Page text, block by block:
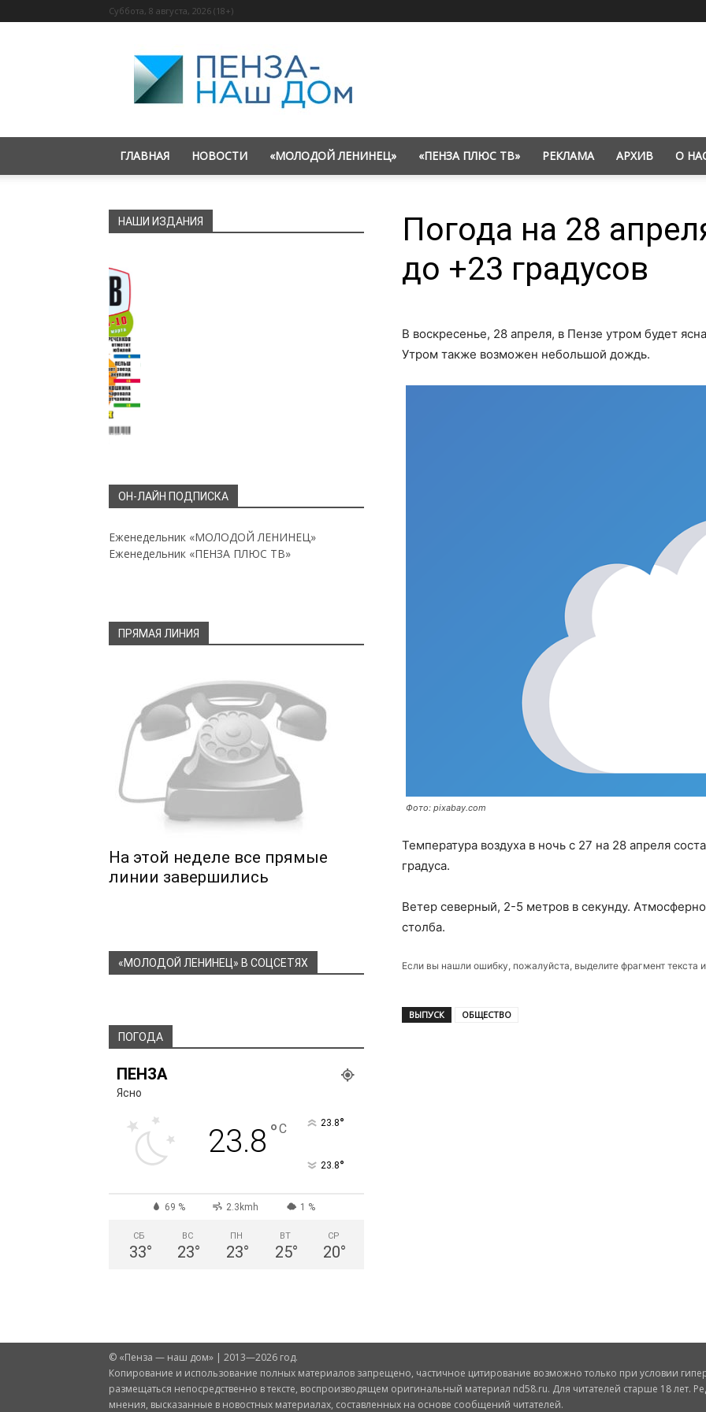
Суббота, 8 августа, 2026 (18+)
«Пенза
—
наш
дом»
ГЛАВНАЯ НОВОСТИ «МОЛОДОЙ ЛЕНИНЕЦ» «ПЕНЗА ПЛЮС ТВ» РЕКЛАМА АРХИВ О
Погода на 28
до +23 градусов
В воскресенье, 28 апреля, в Пензе утром будет
Утром также возможен небольшой дождь.
Фото: pixabay.com
Температура воздуха в ночь с 27 на 28 апреля
градуса.
Ветер северный, 2-5 метров в секунду.
столба.
Если вы нашли ошибку, пожалуйста, выделите фрагмент текста
ВЫПУСК ОБЩЕСТВО
НАШИ ИЗДАНИЯ
ОН-ЛАЙН ПОДПИСКА
Еженедельник «МОЛОДОЙ ЛЕНИНЕЦ»
Еженедельник «ПЕНЗА ПЛЮС ТВ»
ПРЯМАЯ ЛИНИЯ
На этой неделе все прямые
линии завершились
«МОЛОДОЙ ЛЕНИНЕЦ» В СОЦСЕТЯХ
ПОГОДА
ПЕНЗА
Ясно
23.8 °C 23.8°
23.8°
69 % 2.3kmh 1 %
СБ
33°
ВС
23°
ПН
23°
ВТ
25°
СР
20°
© «Пенза — наш дом» | 2013—2026 год.
Копирование и использование полных материалов запрещено, частичное цитирование возможно только при условии
размещаться непосредственно в тексте, воспроизводящем оригинальный материал nd58.ru. Для читателей старше 18 лет.
мнения, высказанные в новостных материалах, составленных на основе сообщений читателей.